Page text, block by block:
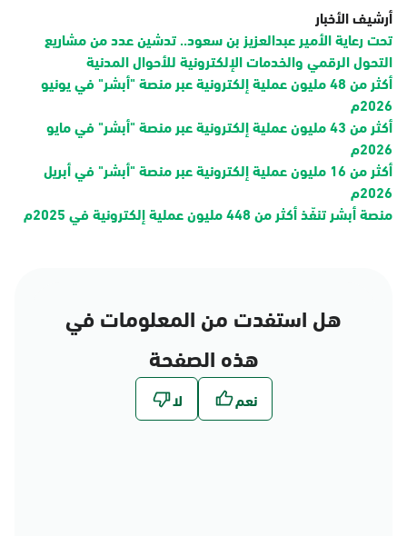
أرشيف الأخبار
تحت رعاية الأمير عبدالعزيز بن سعود.. تدشين عدد من مشاريع
التحول الرقمي والخدمات الإلكترونية للأحوال المدنية
أكثر من 48 مليون عملية إلكترونية عبر منصة "أبشر" في يونيو
2026م
أكثر من 43 مليون عملية إلكترونية عبر منصة "أبشر" في مايو
2026م
أكثر من 16 مليون عملية إلكترونية عبر منصة "أبشر" في أبريل
2026م
منصة أبشر تنفّذ أكثر من 448 مليون عملية إلكترونية في 2025م
هل استفدت من المعلومات في
هذه الصفحة